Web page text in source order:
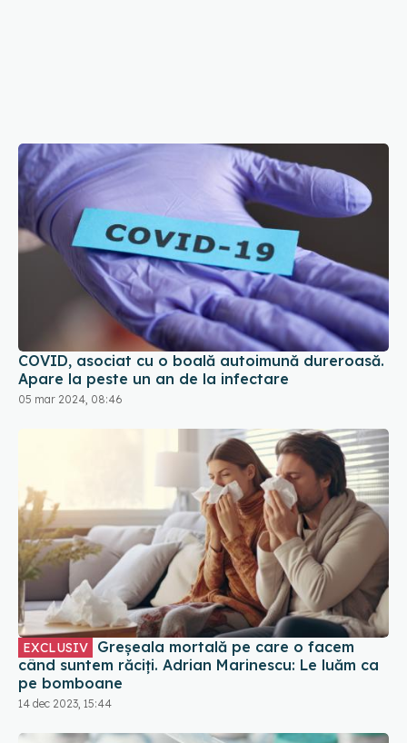
COVID, asociat cu o boală autoimună dureroasă.
Apare la peste un an de la infectare
05 mar 2024, 08:46
EXCLUSIV
când suntem răciți. Adrian Marinescu: Le luăm ca
pe bomboane
14 dec 2023, 15:44